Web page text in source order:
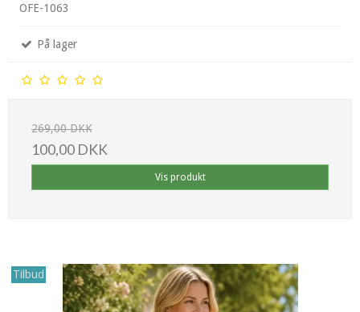
OFE-1063
På lager
269,00 DKK
100,00 DKK
Vis produkt
Tilbud